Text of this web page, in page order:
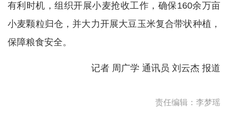
有利时机，组织开展小麦抢收工作，确保160余万亩
小麦颗粒归仓，并大力开展大豆玉米复合带状种植，
保障粮食安全。
记者 周广学 通讯员 刘云杰 报道
责任编辑：李梦瑶